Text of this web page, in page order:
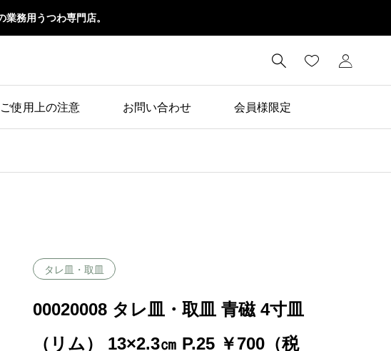
務用うつわ専門店。

ご使用上の注意 お問い合わせ 会員様限定
タレ皿・取皿
00020008 タレ皿・取皿 青磁 4寸皿
（リム） 13×2.3㎝ P.25 ￥700（税